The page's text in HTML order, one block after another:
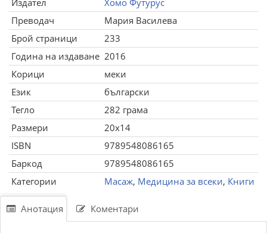
Издател
Хомо Футурус
Преводач
Мария Василева
Брой страници
233
Година на издаване 2016
Корици
меки
Език
български
Тегло
282 грама
Размери
20x14
ISBN
9789548086165
Баркод
9789548086165
Категории
Масаж, Медицина за всеки, Книги
Анотация Коментари